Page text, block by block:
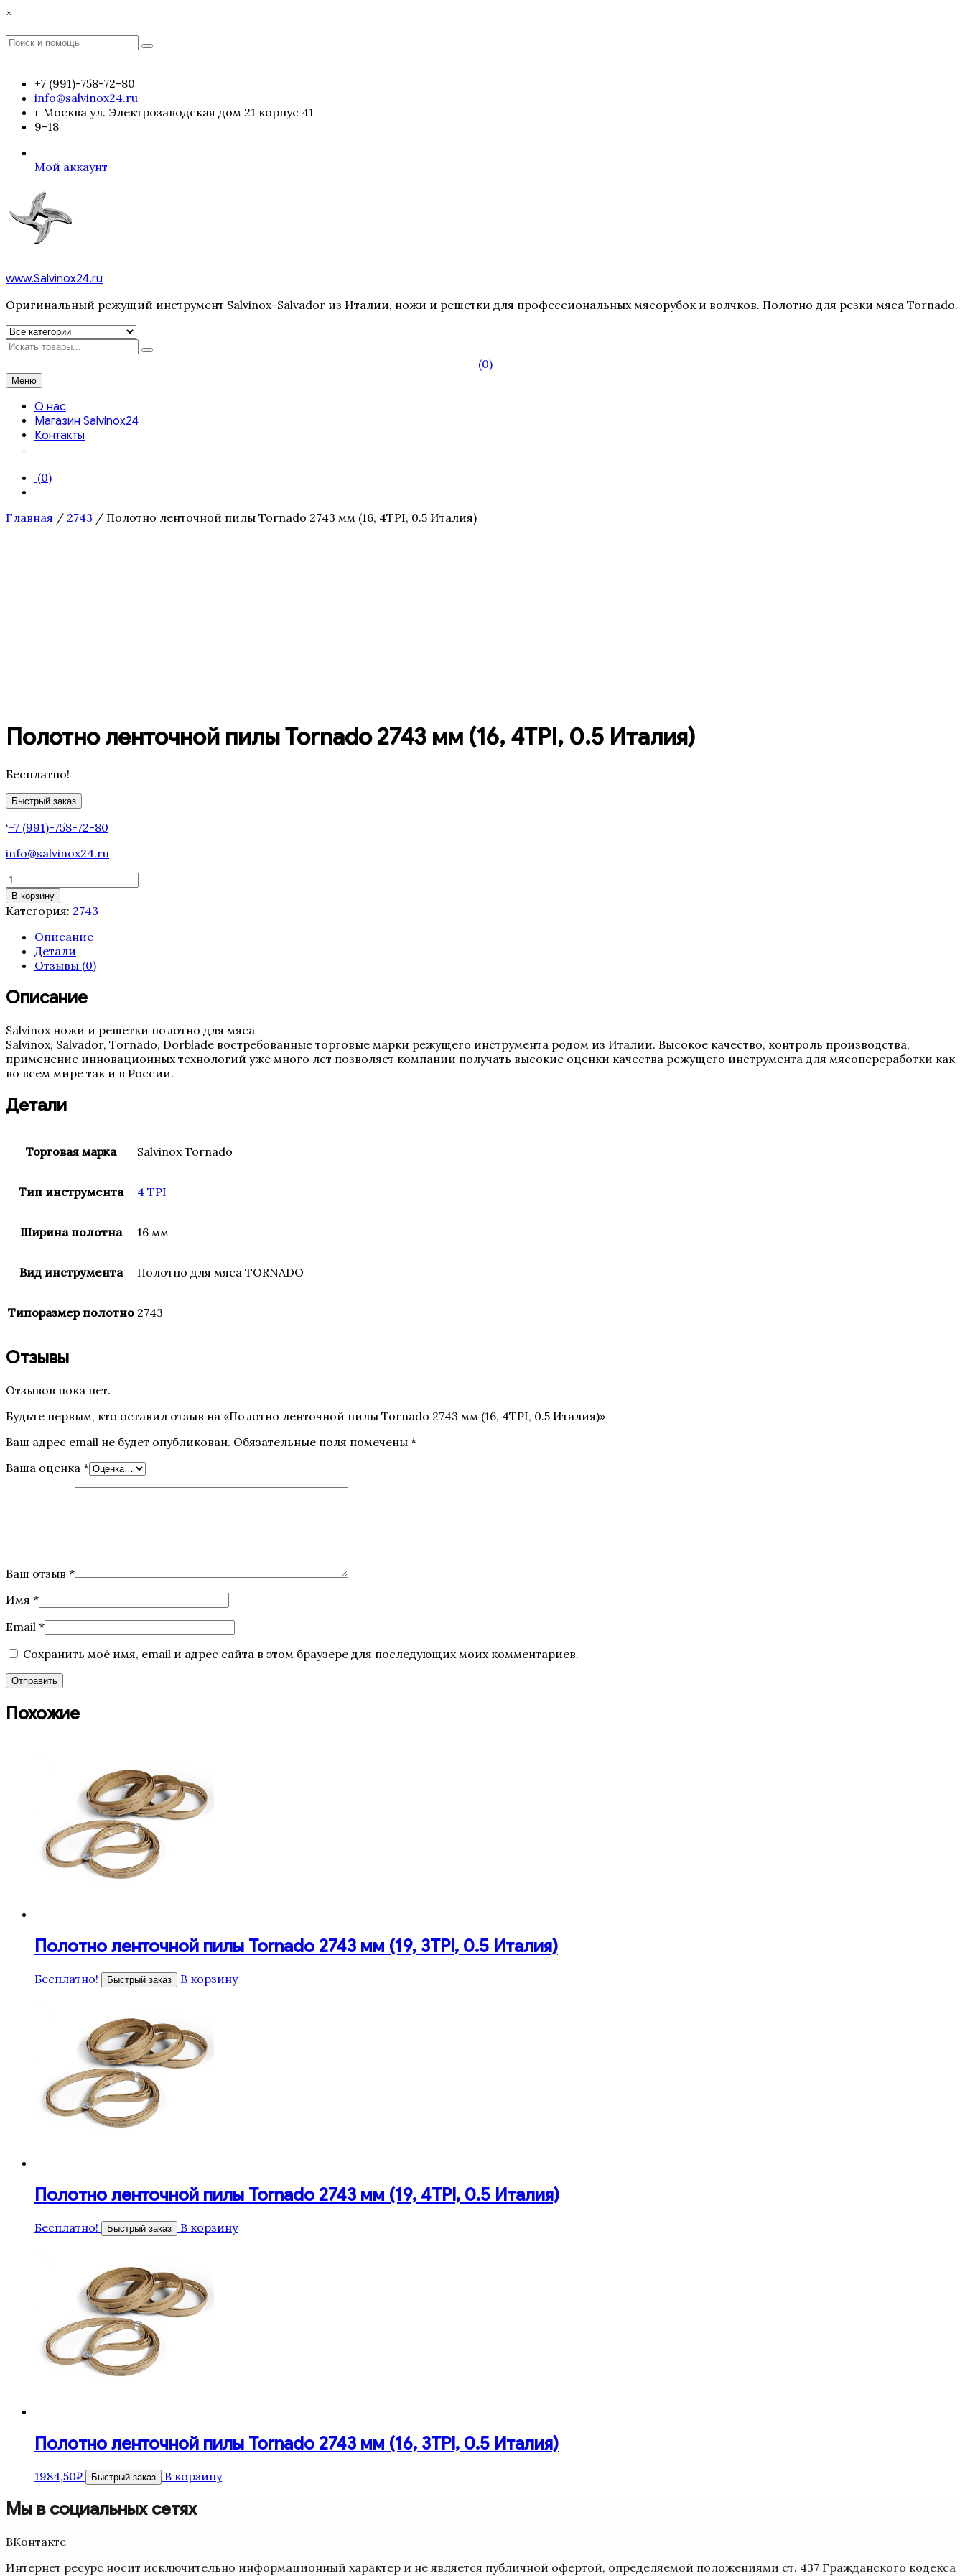
Перейти
содержимому
×
Поиск
Поиск
+7 (991)-758-72-80
info@salvinox24.ru
г Москва ул. Электрозаводская дом 21 корпус 41
9-18
Мой аккаунт
www.Salvinox24.ru
Оригинальный режущий инструмент Salvinox-Salvador из Италии, ножи и решетки для профессиональных мясорубок и волчков. Полотно для резки мяса Tornado.
Искать
(0)
Меню
О нас
Магазин Salvinox24
Контакты
(0)
Главная / 2743 / Полотно ленточной пилы Tornado 2743 мм (16, 4TPI, 0.5 Италия)
Полотно ленточной пилы Tornado 2743 мм (16, 4TPI, 0.5 Италия)
Бесплатно!
Быстрый заказ
‘+7 (991)-758-72-80
info@salvinox24.ru
Количество
товара
Полотно
ленточной
пилы
Tornado
2743
(16,
4TPI,
Италия)
В корзину
Категория: 2743
Описание
Детали
Отзывы (0)
Описание
Salvinox ножи и решетки полотно для мяса
Salvinox, Salvador, Tornado, Dorblade востребованные торговые марки режущего инструмента родом из Италии. Высокое качество, контроль производства,
применение инновационных технологий уже много лет позволяет компании получать высокие оценки качества режущего инструмента для мясопереработки как
во всем мире так и в России.
Детали
Торговая марка Salvinox Tornado
Тип инструмента 4 TPI
Ширина полотна 16 мм
Вид инструмента Полотно для мяса TORNADO
Типоразмер полотно 2743
Отзывы
Отзывов пока нет.
Будьте первым, кто оставил отзыв на «Полотно ленточной пилы Tornado 2743 мм (16, 4TPI, 0.5 Италия)»
Ваш адрес email не будет опубликован. Обязательные поля помечены *
Ваша оценка *
Ваш отзыв *
Имя *
Email *
Сохранить моё имя, email и адрес сайта в этом браузере для последующих моих комментариев.
Похожие
Полотно ленточной пилы Tornado 2743 мм (19, 3TPI, 0.5 Италия)
Бесплатно! Быстрый заказ В корзину
Полотно ленточной пилы Tornado 2743 мм (19, 4TPI, 0.5 Италия)
Бесплатно! Быстрый заказ В корзину
Полотно ленточной пилы Tornado 2743 мм (16, 3TPI, 0.5 Италия)
1984,50₽ Быстрый заказ В корзину
Мы в социальных сетях
ВКонтакте
Интернет ресурс носит исключительно информационный характер и не является публичной офертой, определяемой положениями ст. 437 Гражданского кодекса